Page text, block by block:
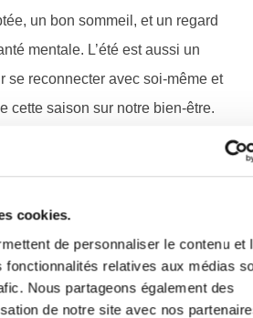
cookies.
de personnaliser le contenu et
fonctionnalités relatives aux médias
Nous partageons également des
de notre site avec nos
un bon sommeil, et un regard
mentale. L’été est aussi un
se reconnecter avec soi-même et
cette saison sur notre bien-être.
dans l’automne, n’oublions pas de
commence dès aujourd’hui,
pour vivre au mieux cette